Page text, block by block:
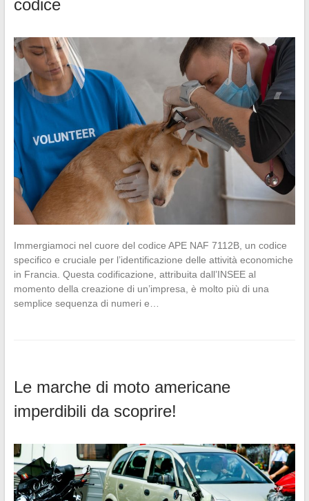
codice
Immergiamoci nel cuore del codice APE NAF 7112B, un codice
specifico e cruciale per l’identificazione delle attività economiche
in Francia. Questa codificazione, attribuita dall’INSEE al
momento della creazione di un’impresa, è molto più di una
semplice sequenza di numeri e…
Le marche di moto americane
imperdibili da scoprire!